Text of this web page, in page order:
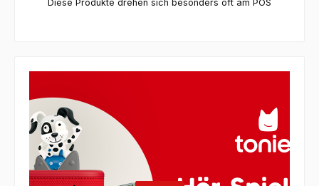
Diese Produkte drehen sich besonders oft am POS